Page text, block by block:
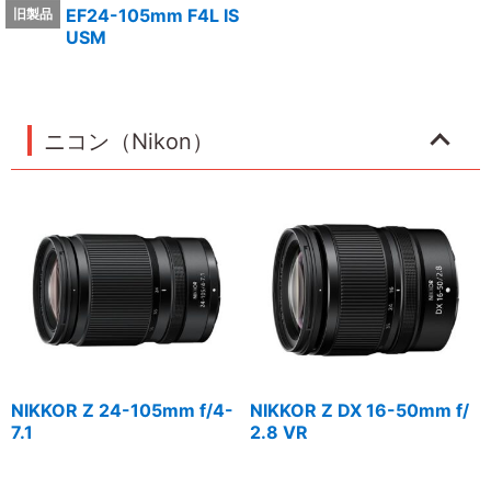
EF24-105mm F4L IS
USM
ニコン（Nikon）
NIKKOR Z 24-105mm f/4-
7.1
NIKKOR Z DX 16-50mm f/
2.8 VR